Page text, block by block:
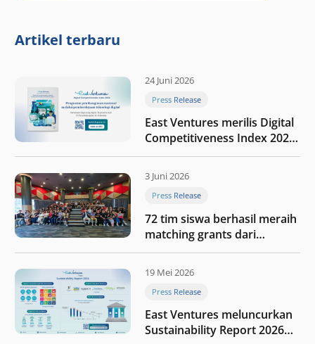
Artikel terbaru
24 Juni 2026
Press Release
East Ventures merilis Digital
Competitiveness Index 2026,
menyoroti fase transformasi
digital Indonesia selanjutnya
3 Juni 2026
Press Release
72 tim siswa berhasil meraih
matching grants dari
program My First $1000
19 Mei 2026
Press Release
East Ventures meluncurkan
Sustainability Report 2026